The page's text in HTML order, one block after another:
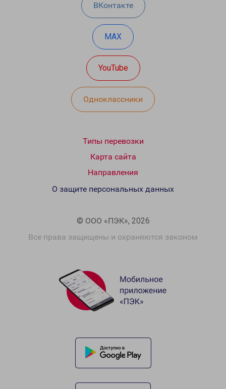
ВКонтакте
MAX
YouTube
Одноклассники
Типы перевозки
Карта сайта
Направления
© ООО «ПЭК», 2026
Все права защищены и охраняются законом
О защите персональных данных